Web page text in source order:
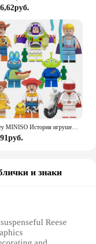
Disney MINISO История игрушек Базз Лайтер трехглазный мальчик Вуди рейз Детский конструктор пазл игрушки рождественские подарки на день рождения
и знаки
Reese